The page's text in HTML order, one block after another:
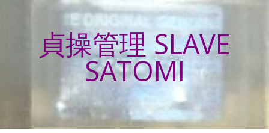
貞操管理 SLAVE
SATOMI